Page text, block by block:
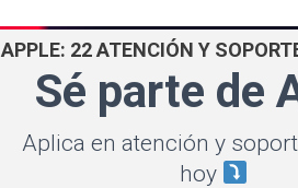
APPLE: 22 ATENCIÓN Y
Sé parte de
Aplica en atención y
hoy